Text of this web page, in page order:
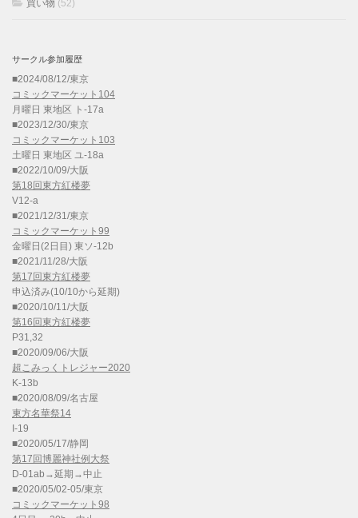
買い物 (52)
サークル参加履歴
■2024/08/12/東京
コミックマーケット104
月曜日 東地区 ト-17a
■2023/12/30/東京
コミックマーケット103
土曜日 東地区 ユ-18a
■2022/10/09/大阪
第18回東方紅楼夢
V12-a
■2021/12/31/東京
コミックマーケット99
金曜日(2日目) 東ソ-12b
■2021/11/28/大阪
第17回東方紅楼夢
申込済み(10/10から延期)
■2020/10/11/大阪
第16回東方紅楼夢
P31,32
■2020/09/06/大阪
超こみっくトレジャー2020
K-13b
■2020/08/09/名古屋
東方名華祭14
I-19
■2020/05/17/静岡
第17回博麗神社例大祭
D-01ab→延期→中止
■2020/05/02-05/東京
コミックマーケット98